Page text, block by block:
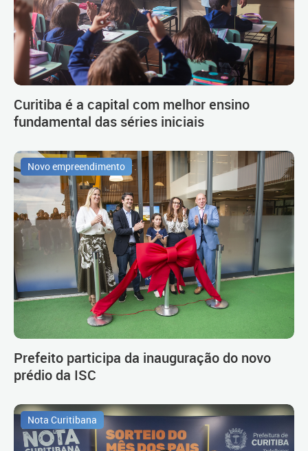
Curitiba é a capital com melhor ensino
fundamental das séries iniciais
Novo empreendimento
Prefeito participa da inauguração do novo
prédio da ISC
Nota Curitibana